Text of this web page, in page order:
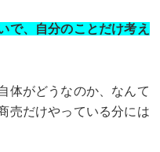
で、自分のことだけ考え
体がどうなのか、なんて
売だけやっている分には